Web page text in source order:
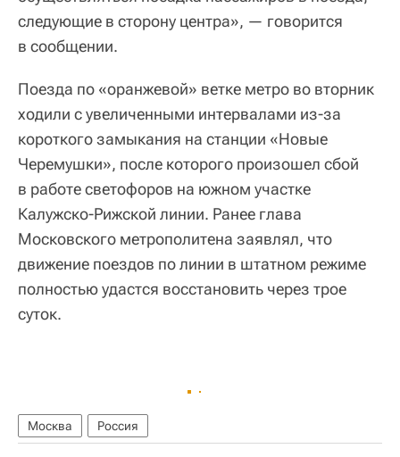
следующие в сторону центра», — говорится
в сообщении.
Поезда по «оранжевой» ветке метро во вторник
ходили с увеличенными интервалами из-за
короткого замыкания на станции «Новые
Черемушки», после которого произошел сбой
в работе светофоров на южном участке
Калужско-Рижской линии. Ранее глава
Московского метрополитена заявлял, что
движение поездов по линии в штатном режиме
полностью удастся восстановить через трое
суток.
Москва Россия